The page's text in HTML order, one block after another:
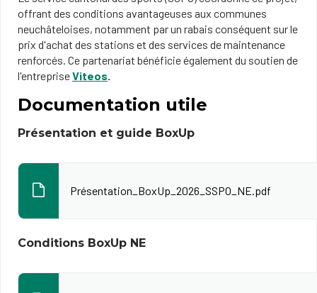
offrant des conditions avantageuses aux communes
neuchâteloises, notamment par un rabais conséquent sur le
prix d'achat des stations et des services de maintenance
renforcés. Ce partenariat bénéficie également du soutien de
l'entrepriseViteos​.
Documentation utile
Présentation et guide BoxUp
Présentation_BoxUp_2026_SSPO_NE.pdf
Conditions BoxUp NE